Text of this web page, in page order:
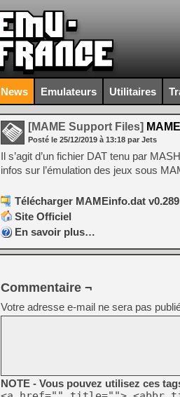
News Emulateurs Utilitaires
[MAME Support Files]
Posté le 25/12/2019 à 13:18 par Jets
Il s’agit d’un fichier DAT tenu par
infos sur l’émulation des jeux sous
Télécharger MAMEinfo.dat
Site Officiel
En savoir plus…
Commentaire ¬
Votre adresse e-mail ne sera pas
NOTE - Vous pouvez utilisez ces